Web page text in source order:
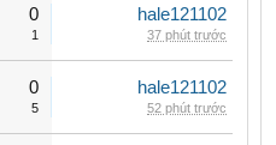
0
1
hale121102
37 phút trước
0
5
hale121102
52 phút trước